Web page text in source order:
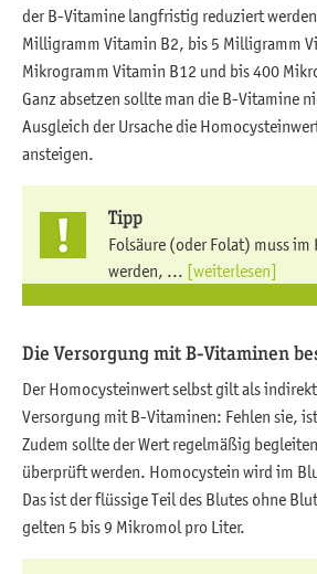
der B-Vitamine langfristig reduziert
Milligramm Vitamin B2, bis 5 Milligramm
Mikrogramm Vitamin B12 und bis 400
Ganz absetzen sollte man die B-Vitamine
Ausgleich der Ursache die
ansteigen.
Tipp
Folsäure (oder Folat) muss
werden, ... [weiterlesen]
Die Versorgung mit B-Vitaminen
Der Homocysteinwert selbst gilt als
Versorgung mit B-Vitaminen: Fehlen sie,
Zudem sollte der Wert regelmäßig
überprüft werden. Homocystein wird im
Das ist der flüssige Teil des Blutes ohne
gelten 5 bis 9 Mikromol pro Liter.